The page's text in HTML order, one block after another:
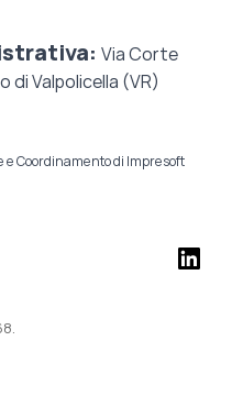
Via Corte
di Valpolicella (VR)
e Coordinamento di Impresoft